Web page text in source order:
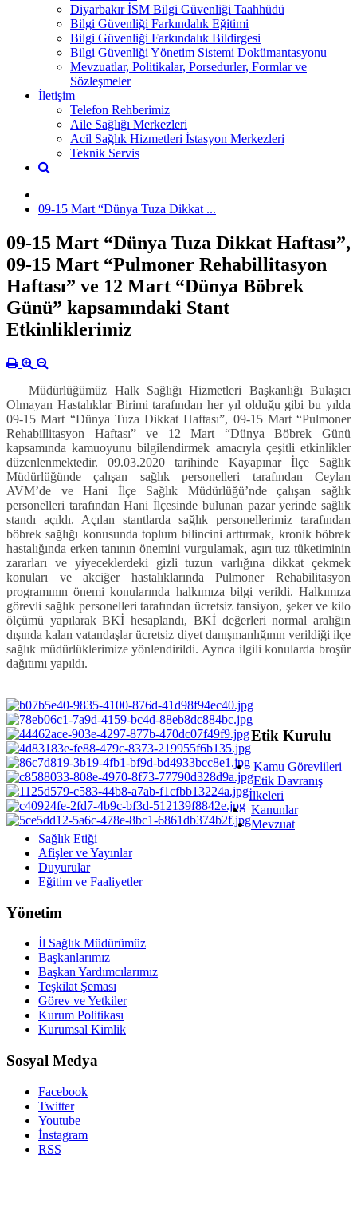
Diyarbakır İSM Bilgi Güvenliği Taahhüdü
Bilgi Güvenliği Farkındalık Eğitimi
Bilgi Güvenliği Farkındalık Bildirgesi
Bilgi Güvenliği Yönetim Sistemi Dokümantasyonu
Mevzuatlar, Politikalar, Porsedurler, Formlar ve
Sözleşmeler
İletişim
Telefon Rehberimiz
Aile Sağlığı Merkezleri
Acil Sağlık Hizmetleri İstasyon Merkezleri
Teknik Servis
09-15 Mart “Dünya Tuza Dikkat ...
09-15 Mart “Dünya Tuza Dikkat Haftası”,
09-15 Mart “Pulmoner Rehabillitasyon
Haftası” ve 12 Mart “Dünya Böbrek
Günü” kapsamındaki Stant
Etkinliklerimiz
Müdürlüğümüz Halk Sağlığı Hizmetleri Başkanlığı Bulaşıcı
Olmayan Hastalıklar Birimi tarafından her yıl olduğu gibi bu yılda
09-15 Mart “Dünya Tuza Dikkat Haftası”, 09-15 Mart “Pulmoner
Rehabillitasyon Haftası” ve 12 Mart “Dünya Böbrek Günü
kapsamında kamuoyunu bilgilendirmek amacıyla çeşitli etkinlikler
düzenlenmektedir. 09.03.2020 tarihinde Kayapınar İlçe Sağlık
Müdürlüğünde çalışan sağlık personelleri tarafından Ceylan
AVM’de ve Hani İlçe Sağlık Müdürlüğü’nde çalışan sağlık
personelleri tarafından Hani İlçesinde bulunan pazar yerinde sağlık
standı açıldı. Açılan stantlarda sağlık personellerimiz tarafından
böbrek sağlığı konusunda toplum bilincini arttırmak, kronik böbrek
hastalığında erken tanının önemini vurgulamak, aşırı tuz tüketiminin
zararları ve yiyeceklerdeki gizli tuzun varlığına dikkat çekmek
konuları ve akciğer hastalıklarında Pulmoner Rehabilitasyon
programının önemi konularında halkımıza bilgi verildi. Halkımıza
görevli sağlık personelleri tarafından ücretsiz tansiyon, şeker ve kilo
ölçümü yapılarak BKİ hesaplandı, BKİ değerleri normal aralığın
dışında kalan vatandaşlar ücretsiz diyet danışmanlığının verildiği ilçe
sağlık müdürlüklerimize yönlendirildi. Ayrıca ilgili konularda broşür
dağıtımı yapıldı.
Etik Kurulu
Kamu Görevlileri
Etik Davranış
İlkeleri
Kanunlar
Mevzuat
Sağlık Etiği
Afişler ve Yayınlar
Duyurular
Eğitim ve Faaliyetler
Yönetim
İl Sağlık Müdürümüz
Başkanlarımız
Başkan Yardımcılarımız
Teşkilat Şeması
Görev ve Yetkiler
Kurum Politikası
Kurumsal Kimlik
Sosyal Medya
Facebook
Twitter
Youtube
İnstagram
RSS